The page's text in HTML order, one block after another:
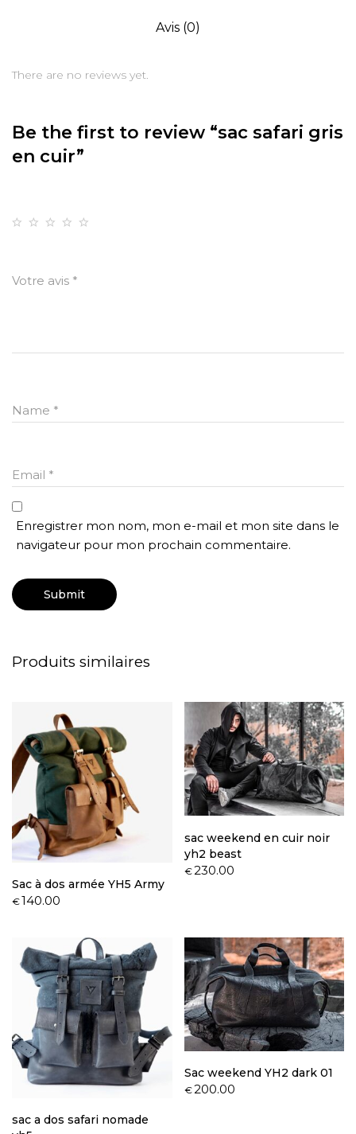
Avis (0)
There are no reviews yet.
Be the first to review “sac safari gris
en cuir”
Votre avis *
Name *
Email *
Enregistrer mon nom, mon e-mail et mon site dans le
navigateur pour mon prochain commentaire.
Produits similaires
Sac à dos armée YH5 Army
€140.00
sac weekend en cuir noir
yh2 beast
€230.00
sac a dos safari nomade
Sac weekend YH2 dark 01
€200.00